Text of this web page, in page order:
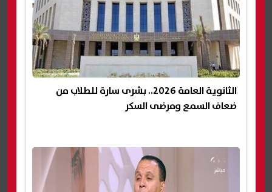
الثانوية العامة 2026.. بشرى سارة للطلاب من
ضعاف السمع ومرضى السكر